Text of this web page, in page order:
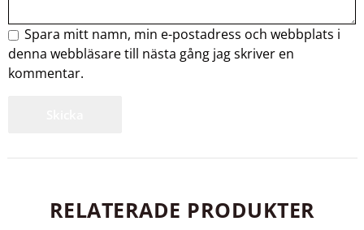
Spara mitt namn, min e-postadress och webbplats i
denna webbläsare till nästa gång jag skriver en
kommentar.
RELATERADE PRODUKTER